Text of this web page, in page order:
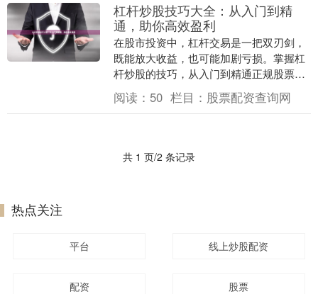
杠杆炒股技巧大全：从入门到精
通，助你高效盈利
在股市投资中，杠杆交易是一把双刃剑，
既能放大收益，也可能加剧亏损。掌握杠
杆炒股的技巧，从入门到精通正规股票配
资网站，是投资者实现高效盈利的关键。
本文将系统介绍杠....
阅读： 50 栏目： 股票配资查询网
共 1 页/2 条记录
热点关注
平台 线上炒股配资
配资 股票